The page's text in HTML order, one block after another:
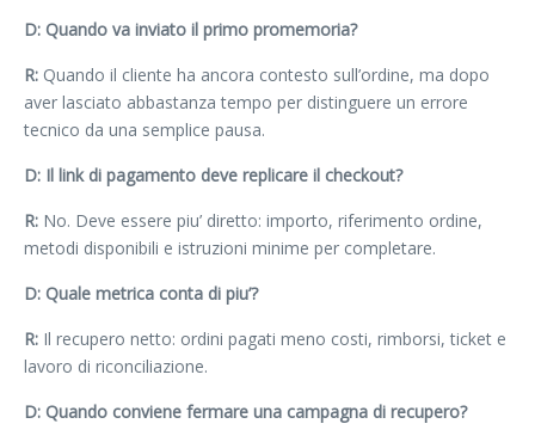
D: Quando va inviato il primo promemoria?
R: Quando il cliente ha ancora contesto sull’ordine, ma dopo
aver lasciato abbastanza tempo per distinguere un errore
tecnico da una semplice pausa.
D: Il link di pagamento deve replicare il checkout?
R: No. Deve essere piu’ diretto: importo, riferimento ordine,
metodi disponibili e istruzioni minime per completare.
D: Quale metrica conta di piu’?
R: Il recupero netto: ordini pagati meno costi, rimborsi, ticket e
lavoro di riconciliazione.
D: Quando conviene fermare una campagna di recupero?